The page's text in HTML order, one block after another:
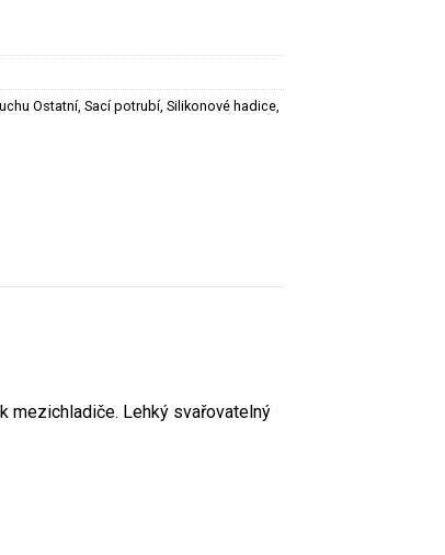
Ostatní, Sací potrubí, Silikonové hadice,
mezichladiče. Lehký svařovatelný